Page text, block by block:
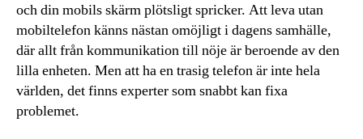
och din mobils skärm plötsligt spricker. Att leva utan
mobiltelefon känns nästan omöjligt i dagens samhälle,
där allt från kommunikation till nöje är beroende av den
lilla enheten. Men att ha en trasig telefon är inte hela
världen, det finns experter som snabbt kan fixa
problemet.